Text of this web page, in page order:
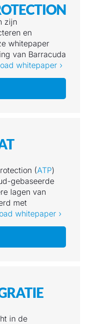
zijn
en
whitepaper
van Barracuda
whitepaper ›
(ATP)
gebaseerde
lagen van
met
whitepaper ›
in de